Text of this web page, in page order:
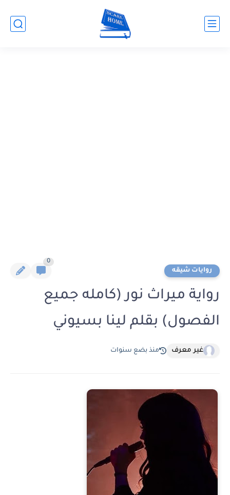
روايات شيقه
0
رواية ميراث نور (كامله جميع
الفصول) بقلم لينا بسيوني
غير معرف منذ بضع سنوات